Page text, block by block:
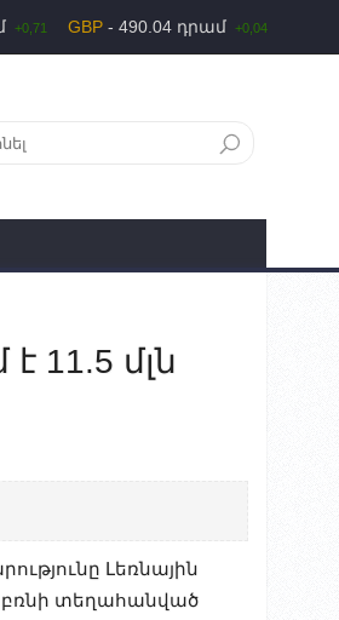
+0,71 GBP - 490.04 դրամ +0,04
11.5 մլն
Լեռնային
տեղահանված